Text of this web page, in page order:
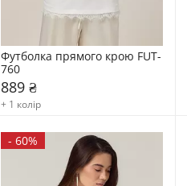
Футболка прямого крою FUT-
760
889 ₴
+ 1 колір
- 60%